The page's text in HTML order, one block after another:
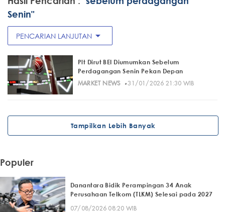
Senin"
PENCARIAN LANJUTAN arrow_drop_down
Plt Dirut BEI Diumumkan Sebelum
Perdagangan Senin Pekan Depan
MARKET NEWS· 31/01/2026 21:30 WIB
Tampilkan Lebih Banyak
Populer
Danantara Bidik Perampingan 34 Anak
Perusahaan Telkom (TLKM) Selesai pada 2027
07/08/2026 08:20 WIB